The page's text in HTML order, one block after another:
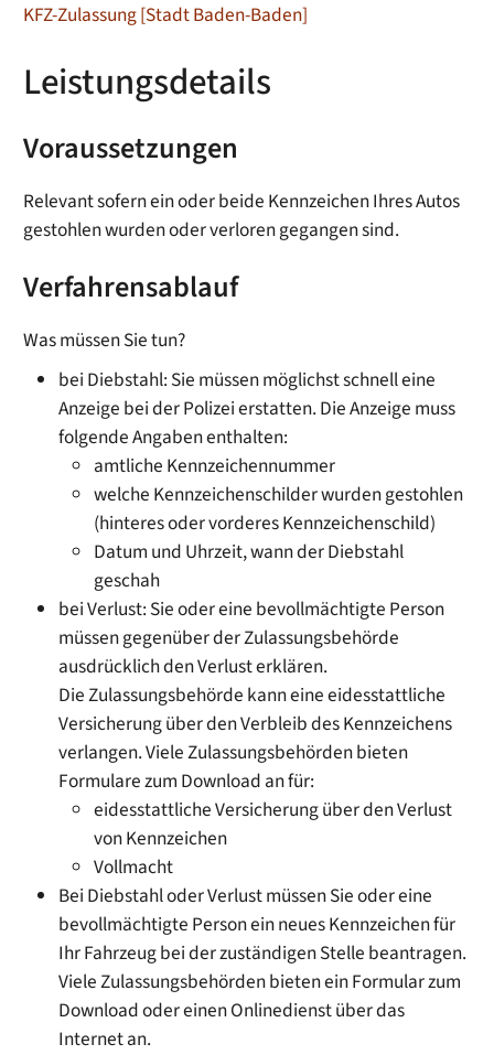
KFZ-Zulassung [Stadt Baden-Baden]
Leistungsdetails
Voraussetzungen
Relevant sofern ein oder beide Kennzeichen Ihres Autos
gestohlen wurden oder verloren gegangen sind.
Verfahrensablauf
Was müssen Sie tun?
bei Diebstahl: Sie müssen möglichst schnell eine
Anzeige bei der Polizei erstatten. Die Anzeige muss
folgende Angaben enthalten:
amtliche Kennzeichennummer
welche Kennzeichenschilder wurden gestohlen
(hinteres oder vorderes Kennzeichenschild)
Datum und Uhrzeit, wann der Diebstahl
geschah
bei Verlust: Sie oder eine bevollmächtigte Person
müssen gegenüber der Zulassungsbehörde
ausdrücklich den Verlust erklären.
Die Zulassungsbehörde kann eine eidesstattliche
Versicherung über den Verbleib des Kennzeichens
verlangen. Viele Zulassungsbehörden bieten
Formulare zum Download an für:
eidesstattliche Versicherung über den Verlust
von Kennzeichen
Vollmacht
Bei Diebstahl oder Verlust müssen Sie oder eine
bevollmächtigte Person ein neues Kennzeichen für
Ihr Fahrzeug bei der zuständigen Stelle beantragen.
Viele Zulassungsbehörden bieten ein Formular zum
Download oder einen Onlinedienst über das
Internet an.